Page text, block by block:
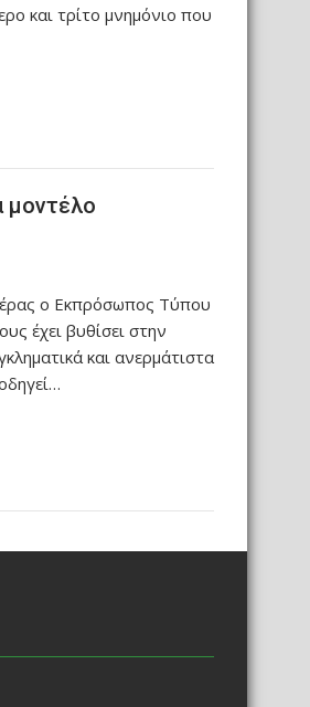
και τρίτο μνημόνιο που
μοντέλο
ο Εκπρόσωπος Τύπου
έχει βυθίσει στην
και ανερμάτιστα